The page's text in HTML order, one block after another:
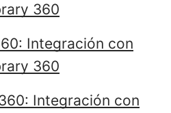
360
Integración con
360
Integración con